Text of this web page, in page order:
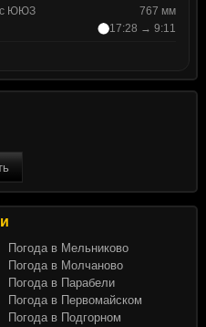
ЮЮЗ
767 мм
17:28 → 9:11
Погода в Мельниково
Погода в Молчаново
Погода в Парабели
Погода в Первомайском
Погода в Подгорном